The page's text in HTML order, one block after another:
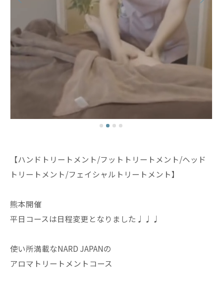
【ハンドトリートメント/フットトリートメント/ヘッド
トリートメント/フェイシャルトリートメント】
熊本開催
平日コースは日程変更となりました♩♩♩
使い所満載なNARD JAPANの
アロマトリートメントコース